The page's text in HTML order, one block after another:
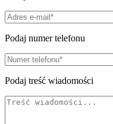
Podaj numer telefonu
Podaj treść wiadomości